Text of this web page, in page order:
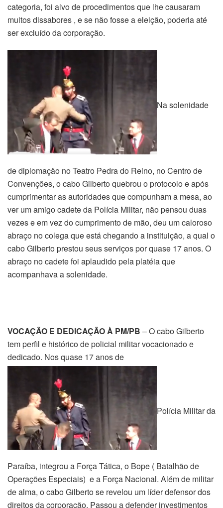
categoria, foi alvo de procedimentos que lhe causaram
muitos dissabores , e se não fosse a eleição, poderia até
ser excluído da corporação.
Na solenidade
de diplomação no Teatro Pedra do Reino, no Centro de
Convenções, o cabo Gilberto quebrou o protocolo e após
cumprimentar as autoridades que compunham a mesa, ao
ver um amigo cadete da Polícia Militar, não pensou duas
vezes e em vez do cumprimento de mão, deu um caloroso
abraço no colega que está chegando a instituição, a qual o
cabo Gilberto prestou seus serviços por quase 17 anos. O
abraço no cadete foi aplaudido pela platéia que
acompanhava a solenidade.
VOCAÇÃO E DEDICAÇÃO À PM/PB – O cabo Gilberto
tem perfil e histórico de policial militar vocacionado e
dedicado. Nos quase 17 anos de
Polícia Militar da
Paraíba, integrou a Força Tática, o Bope ( Batalhão de
Operações Especiais) e a Força Nacional. Além de militar
de alma, o cabo Gilberto se revelou um líder defensor dos
direitos da corporação. Passou a defender investimentos